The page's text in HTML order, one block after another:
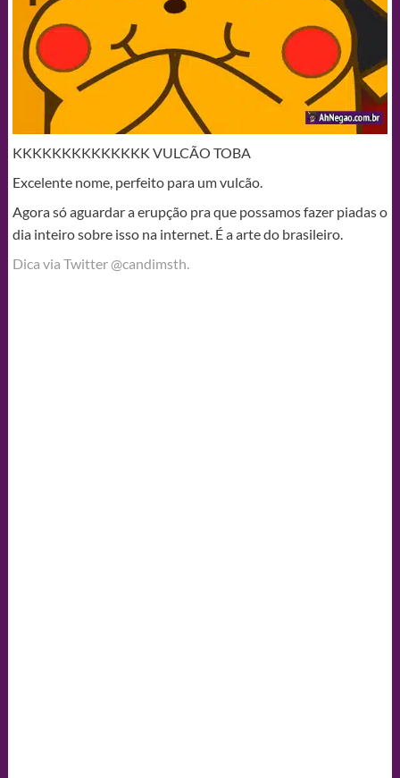
KKKKKKKKKKKKKK VULCÃO TOBA
Excelente nome, perfeito para um vulcão.
Agora só aguardar a erupção pra que possamos fazer piadas o
dia inteiro sobre isso na internet. É a arte do brasileiro.
Dica via Twitter @candimsth.